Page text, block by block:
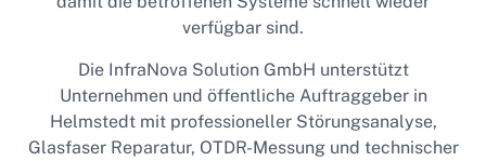
verfügbar sind.
Die InfraNova Solution GmbH unterstützt
Unternehmen und öffentliche Auftraggeber in
Helmstedt mit professioneller Störungsanalyse,
Glasfaser Reparatur, OTDR-Messung und technischer